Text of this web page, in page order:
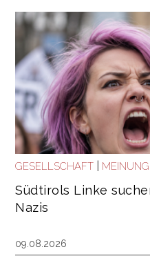
GESELLSCHAFT | MEINUNG
Südtirols Linke
Nazis
09.08.2026